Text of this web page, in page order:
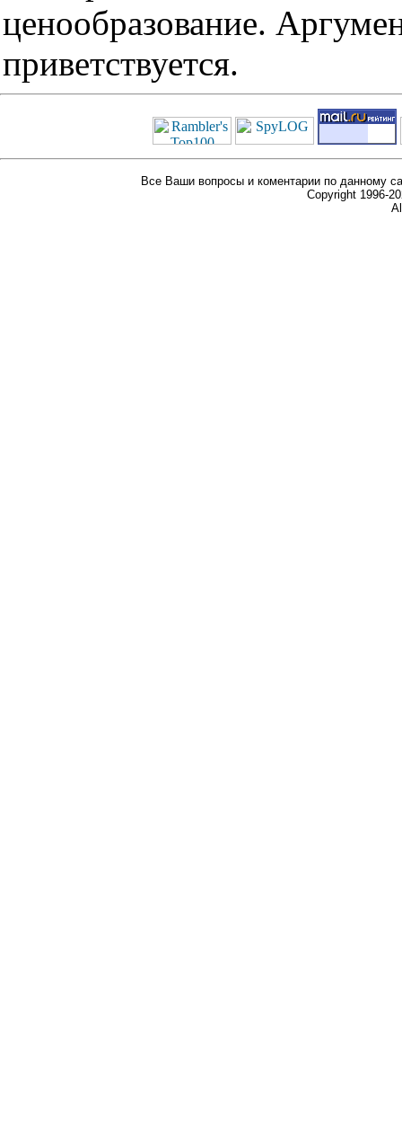
ценообразование.
приветствуется.
Все Ваши вопросы и коментарии по данному
Copyright 1996-